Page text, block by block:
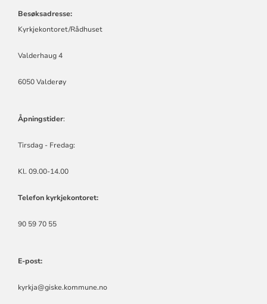
Besøksadresse:
Kyrkjekontoret/Rådhuset
Valderhaug 4
6050 Valderøy
Åpningstider:
Tirsdag - Fredag:
Kl. 09.00-14.00
Telefon kyrkjekontoret:
90 59 70 55
E-post:
kyrkja@giske.kommune.no